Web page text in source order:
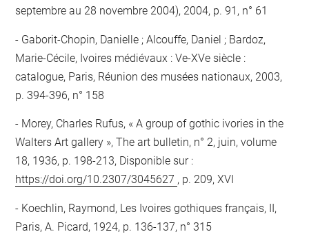
septembre au 28 novembre 2004), 2004, p. 91, n° 61
Gaborit-Chopin, Danielle ; Alcouffe, Daniel ; Bardoz,
Marie-Cécile, Ivoires médiévaux : Ve-XVe siècle :
catalogue, Paris, Réunion des musées nationaux, 2003,
p. 394-396, n° 158
Morey, Charles Rufus, « A group of gothic ivories in the
Walters Art gallery », The art bulletin, n° 2, juin, volume
18, 1936, p. 198-213, Disponible sur :
https://doi.org/10.2307/3045627 , p. 209, XVI
Koechlin, Raymond, Les Ivoires gothiques français, II,
Paris, A. Picard, 1924, p. 136-137, n° 315